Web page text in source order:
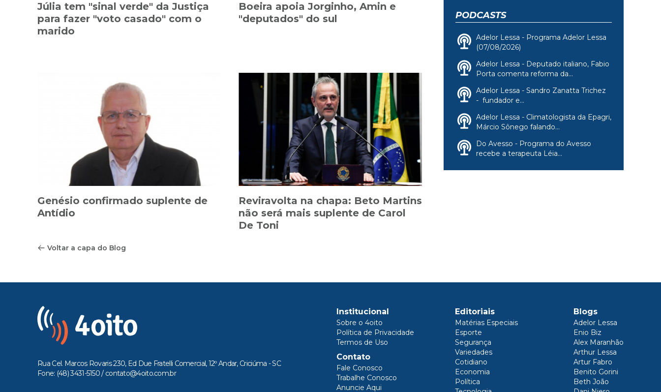
Júlia tem "sinal verde" da Justiça
para fazer "voto casado" com o
marido
Boeira apoia Jorginho, Amin e
"deputados" do sul
Genésio confirmado suplente de
Antídio
Reviravolta na chapa: Beto Martins
não será mais suplente de Carol
De Toni
Voltar a capa do Blog
PODCASTS
Adelor Lessa - Programa Adelor Lessa
(07/08/2026)
Adelor Lessa - Deputado italiano, Fabio
Porta comenta reforma da...
Adelor Lessa - Sandro Zanatta Trichez
- fundador e...
Adelor Lessa - Climatologista da Epagri,
Márcio Sônego falando...
Do Avesso - Programa do Avesso
recebe a terapeuta Léia...
Rua Cel. Marcos Rovaris 230, Ed Due Fratelli Comercial, 12º Andar, Criciúma - SC
Fone: (48) 3431-5150 / contato@4oito.com.br
Institucional
Sobre o 4oito
Política de Privacidade
Termos de Uso
Contato
Fale Conosco
Trabalhe Conosco
Anuncie Aqui
Editoriais
Matérias Especiais
Esporte
Segurança
Variedades
Cotidiano
Economia
Política
Blogs
Adelor Lessa
Enio Biz
Alex Maranhão
Arthur Lessa
Artur Fabro
Benito Gorini
Beth João